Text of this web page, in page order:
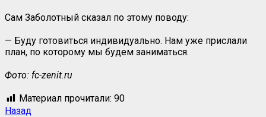
Сам Заболотный сказал по этому поводу:
— Буду готовиться индивидуально. Нам уже прислали
план, по которому мы будем заниматься.
Фото: fc-zenit.ru
Материал прочитали: 90
Назад